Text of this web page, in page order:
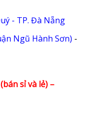
- TP. Đà Nẵng
Ngũ Hành Sơn) -
sỉ và lẻ) –